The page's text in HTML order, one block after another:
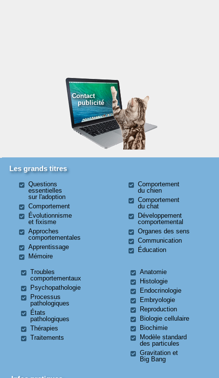
Contact
publicité
Les grands titres
Questions
essentielles
sur l'adoption
Comportement
Évolutionnisme
et fixisme
Approches
comportementales
Apprentissage
Mémoire
Comportement
du chien
Comportement
du chat
Développement
comportemental
Organes des sens
Communication
Éducation
Troubles
comportementaux
Psychopathologie
Processus
pathologiques
États
pathologiques
Thérapies
Traitements
Anatomie
Histologie
Endocrinologie
Embryologie
Reproduction
Biologie cellulaire
Biochimie
Modèle standard
des particules
Gravitation et
Big Bang